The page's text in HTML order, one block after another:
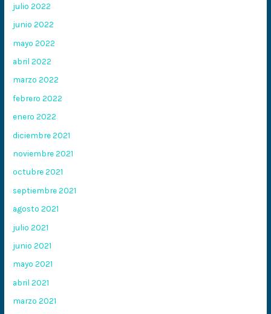
julio 2022
junio 2022
mayo 2022
abril 2022
marzo 2022
febrero 2022
enero 2022
diciembre 2021
noviembre 2021
octubre 2021
septiembre 2021
agosto 2021
julio 2021
junio 2021
mayo 2021
abril 2021
marzo 2021